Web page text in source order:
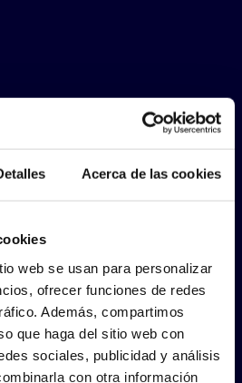
Acerca de las cookies
web se usan para personalizar
ofrecer funciones de redes
Además, compartimos
que haga del sitio web con
sociales, publicidad y análisis
con otra información